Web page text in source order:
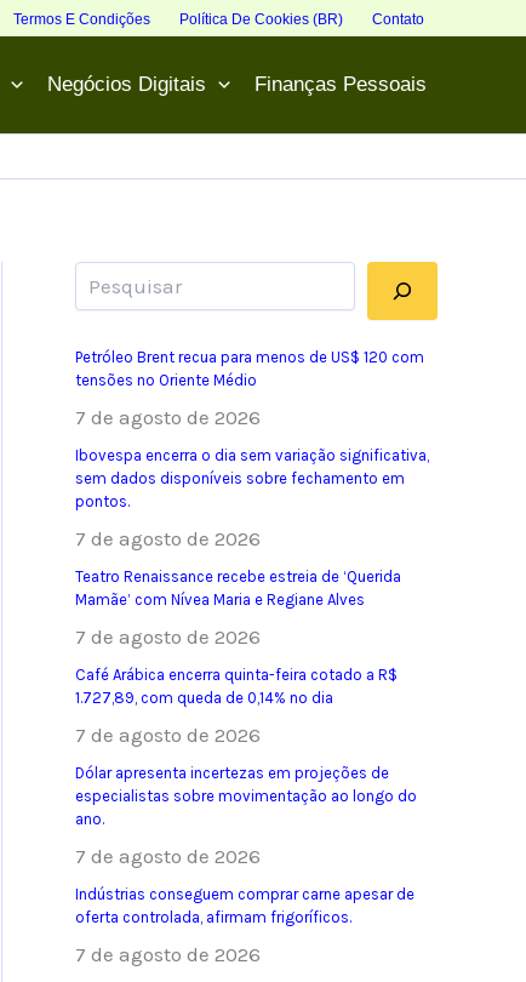
Termos E Condições Política De Cookies (BR) Contato
Negócios Digitais Finanças Pessoais
Petróleo Brent recua para menos de US$ 120 com
tensões no Oriente Médio
7 de agosto de 2026
Ibovespa encerra o dia sem variação significativa,
sem dados disponíveis sobre fechamento em
pontos.
7 de agosto de 2026
Teatro Renaissance recebe estreia de ‘Querida
Mamãe’ com Nívea Maria e Regiane Alves
7 de agosto de 2026
Café Arábica encerra quinta-feira cotado a R$
1.727,89, com queda de 0,14% no dia
7 de agosto de 2026
Dólar apresenta incertezas em projeções de
especialistas sobre movimentação ao longo do
ano.
7 de agosto de 2026
Indústrias conseguem comprar carne apesar de
oferta controlada, afirmam frigoríficos.
7 de agosto de 2026